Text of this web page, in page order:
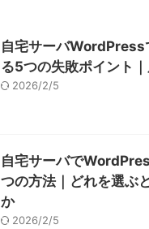
自宅サーバWordPress
る5つの失敗ポイント
2026/2/5
自宅サーバで
つの方法｜どれを選ぶ
か
2026/2/5